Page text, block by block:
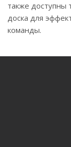
также доступны
доска для
команды.